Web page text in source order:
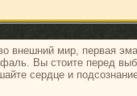
мир, первая
Вы стоите перед
сердце и